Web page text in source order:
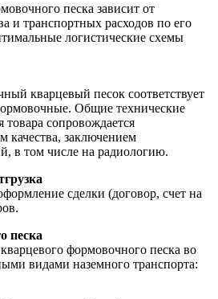
песка зависит от
и транспортных расходов по его
логистические схемы
кварцевый песок соответствует
Общие технические
сопровождается
качества, заключением
в том числе на радиологию.
сделки (договор, счет на
песка
формовочного песка во
видами наземного транспорта: